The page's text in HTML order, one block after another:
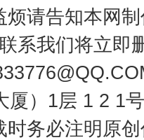
烦请告知本网
系我们将立即
厦）1层 1 2 1
时务必注明原
藏房 除